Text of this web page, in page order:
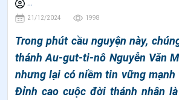
...
21/12/2024 1998
Trong phút cầu nguyện này,
thánh Au-gut-ti-nô Nguyễn Văn
nhưng lại có niềm tin vững mạnh
Đỉnh cao cuộc đời thánh nhân